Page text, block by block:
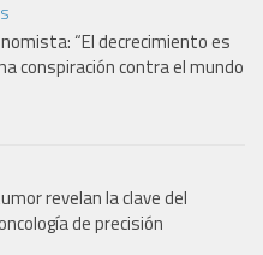
“El decrecimiento es
conspiración contra el mundo
revelan la clave del
de precisión